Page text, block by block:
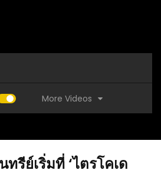
More Videos
รีย์เริ่มที่ ‘ไตรโคเด